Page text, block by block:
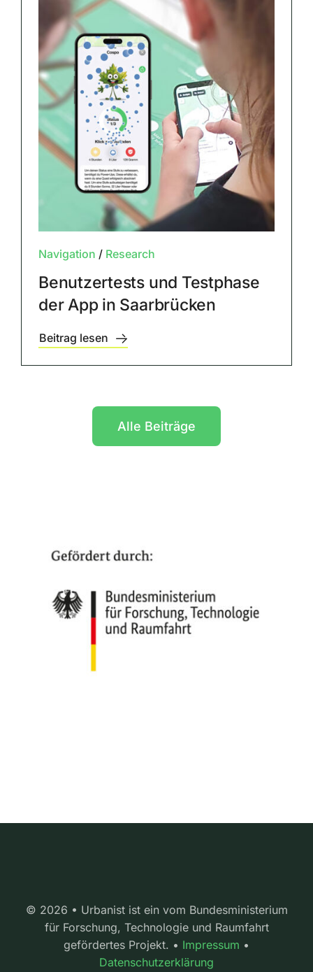
Navigation / Research
Benutzertests und Testphase
der App in Saarbrücken
Beitrag lesen
Alle Beiträge
© 2026 • Urbanist ist ein vom Bundesministerium
für Forschung, Technologie und Raumfahrt
gefördertes Projekt. • Impressum •
Datenschutzerklärung